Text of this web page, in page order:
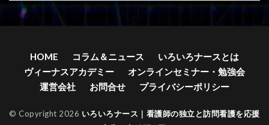
HOME コラム＆ニュース
いろいろナースとは
ヴィーナスアカデミー
オンラインセミナー・勉強会
運営会社
お問合せ プライバシーポリシー
© Copyright 2026 いろいろナース｜看護師の独立と訪問看護を応援